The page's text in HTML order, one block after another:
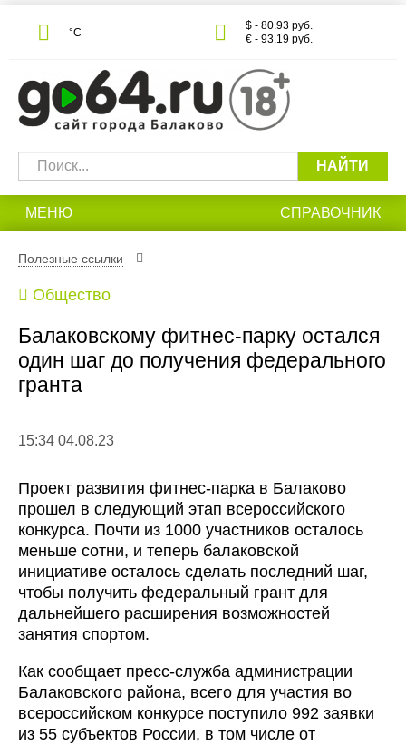
°С
$ - 80.93 руб.
€ - 93.19 руб.
НАЙТИ
МЕНЮ СПРАВОЧНИК
Полезные ссылки
Общество
Балаковскому фитнес-парку остался
один шаг до получения федерального
гранта
15:34 04.08.23
Проект развития фитнес-парка в Балаково
прошел в следующий этап всероссийского
конкурса. Почти из 1000 участников осталось
меньше сотни, и теперь балаковской
инициативе осталось сделать последний шаг,
чтобы получить федеральный грант для
дальнейшего расширения возможностей
занятия спортом.
Как сообщает пресс-служба администрации
Балаковского района, всего для участия во
всероссийском конкурсе поступило 992 заявки
из 55 субъектов России, в том числе от